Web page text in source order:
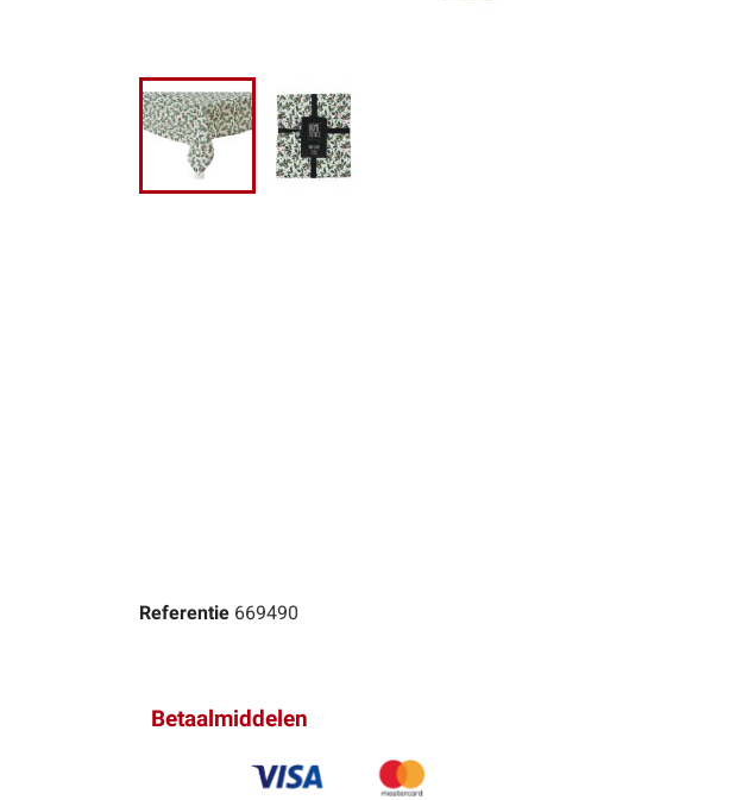
Referentie 669490
Betaalmiddelen